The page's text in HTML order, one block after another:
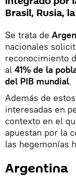
Brasil, Rusia,
Se trata de
nacionales
reconocimiento
al 41% de la
del PIB mundial.
Además de
interesadas en
contexto en el
apuestan por la
las hegemonías
Argentina